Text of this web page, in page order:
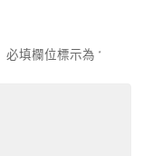
必填欄位標示為 *